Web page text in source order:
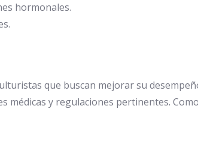
hormonales.
que buscan mejorar su
y regulaciones pertinentes.